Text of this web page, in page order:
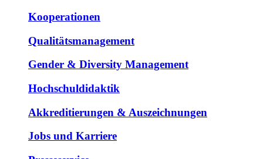
Kooperationen
Qualitätsmanagement
Gender & Diversity Management
Hochschuldidaktik
Akkreditierungen & Auszeichnungen
Jobs und Karriere